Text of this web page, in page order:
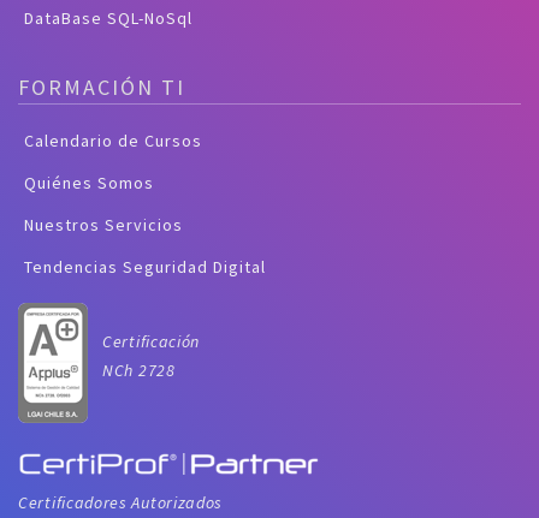
DataBase SQL-NoSql
FORMACIÓN TI
Calendario de Cursos
Quiénes Somos
Nuestros Servicios
Tendencias Seguridad Digital
Certificación
NCh 2728
Certificadores Autorizados